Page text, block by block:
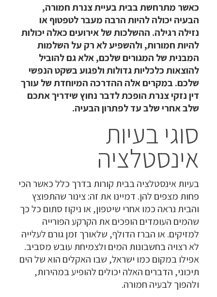
כאשר מתרחשת בבית בעיית צנרת חמורה,
הבעיה יכולה להיות הרבה מעבר לטפטוף או
נזילה רגילה. ההשלכות של אירועים כאלה יכולות
להיות חמורות, ולהשפיע לא רק על השלמות
המבנית של המגורים שלכם, אלא גם להוביל
להוצאות כלכליות גדולות ולפגוע בשקט הנפשי
שלכם. במקרים אלה ההדרכה המיוחדת של עורך
דין נזקי צנרת הופכת לדבר נחוץ שידריך אתכם
שלב אחרי שלב עד לפתרון הבעיה.
סוגי בעיות
אינסטלציה
בעיות אינסטלציה בבית קורות בדרך כלל כאשר הכי
פחות מצפים להן. דמיינו את זה: צינור שהתפוצץ
והבית נראה כמו אחרי שיטפון, או ניקוז סתום כל כך
שהמים העומדים הופכים את הקרקע הפורייה
למזיקים. או הברז הדולף, שלאורך זמן גורם לעלייה
לא רצויה בחשבונות המים ולצמיחת עובש מסביב.
אפילו במקום כמו ישראל, שבו האקלים הוא של הים
תיכוני, הדברים האלה יכולים להופיע במהירות,
ולהפוך לבעיה חמורה.